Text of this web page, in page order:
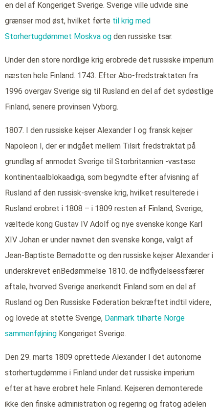
en del af Kongeriget Sverige. Sverige ville udvide sine
grænser mod øst, hvilket førte til krig med
Storhertugdømmet Moskva og den russiske tsar.
Under den store nordlige krig erobrede det russiske imperium
næsten hele Finland. 1743. Efter Abo-fredstraktaten fra
1996 overgav Sverige sig til Rusland en del af det sydøstlige
Finland, senere provinsen Vyborg.
1807. I den russiske kejser Alexander I og fransk kejser
Napoleon I, der er indgået mellem Tilsit fredstraktat på
grundlag af anmodet Sverige til Storbritannien -vastase
kontinentaalblokaadiga, som begyndte efter afvisning af
Rusland af den russisk-svenske krig, hvilket resulterede i
Rusland erobret i 1808 – i 1809 resten af Finland, Sverige,
væltede kong Gustav IV Adolf og nye svenske konge Karl
XIV Johan er under navnet den svenske konge, valgt af
Jean-Baptiste Bernadotte og den russiske kejser Alexander i
underskrevet enBedømmelse 1810. de indflydelsessfærer
aftale, hvorved Sverige anerkendt Finland som en del af
Rusland og Den Russiske Føderation bekræftet indtil videre,
og lovede at støtte Sverige, Danmark tilhørte Norge
sammenføjning Kongeriget Sverige.
Den 29. marts 1809 oprettede Alexander I det autonome
storhertugdømme i Finland under det russiske imperium
efter at have erobret hele Finland. Kejseren demonterede
ikke den finske administration og regering og fratog adelen